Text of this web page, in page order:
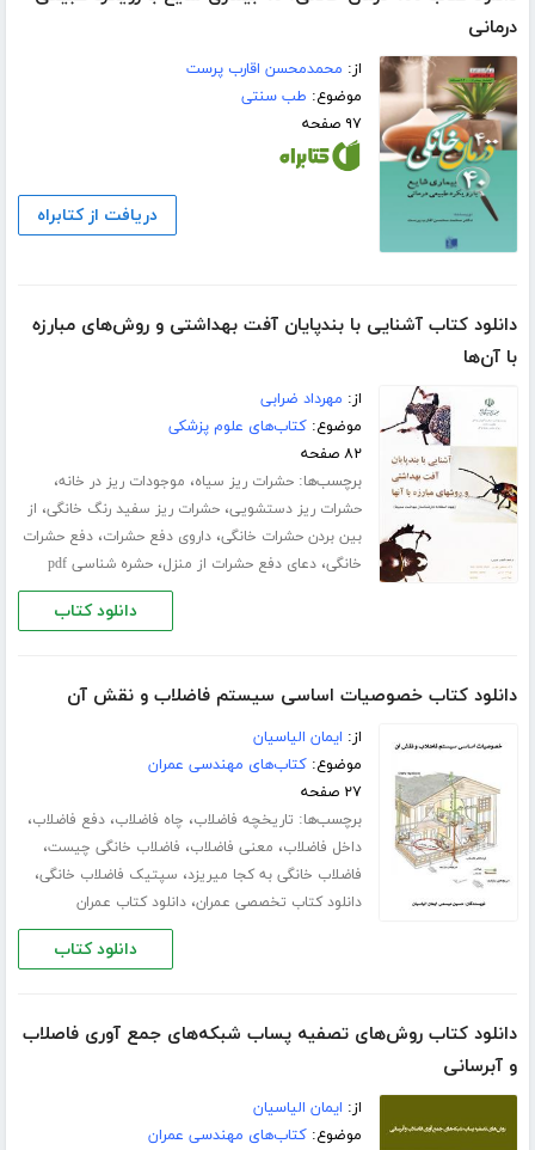
درمانی
از: محمدمحسن اقارب پرست
موضوع: طب سنتی
۹۷ صفحه
دریافت از کتابراه
دانلود کتاب آشنایی با بندپایان آفت بهداشتی و روش‌های مبارزه
با آن‌ها
از: مهرداد ضرابی
موضوع:کتاب‌های علوم پزشکی
۸۲ صفحه
برچسب‌ها:حشرات ریز سیاه، موجودات ریز در خانه،
حشرات ریز دستشویی،حشرات ریز سفید رنگ خانگی، از
بین بردن حشرات خانگی،داروی دفع حشرات،دفع حشرات
خانگی،دعای دفع حشرات از منزل،حشره شناسی pdf
دانلود کتاب
دانلود کتاب خصوصیات اساسی سیستم فاضلاب و نقش آن
از: ایمان الیاسیان
موضوع:کتاب‌های مهندسی عمران
۲۷ صفحه
برچسب‌ها: تاریخچه فاضلاب، چاه فاضلاب،دفع فاضلاب،
داخل فاضلاب، معنی فاضلاب، فاضلاب خانگی چیست،
فاضلاب خانگی به کجا میریزد، سپتیک فاضلاب خانگی،
دانلود کتاب تخصصی عمران،دانلود کتاب عمران
دانلود کتاب
دانلود کتاب روش‌های تصفیه پساب شبکه‌های جمع آوری فاصلاب
و آبرسانی
از: ایمان الیاسیان
موضوع:کتاب‌های مهندسی عمران